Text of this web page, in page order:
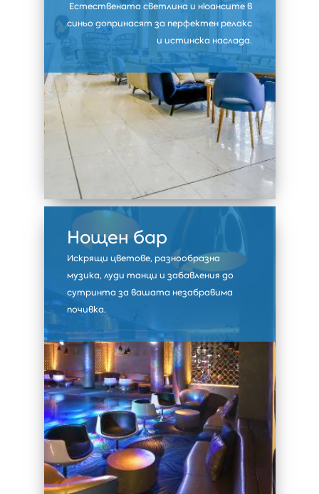
Естествената светлина и нюансите в
синьо допринасят за перфектен релакс
и истинска наслада.
Нощен бар
Искрящи цветове, разнообразна
музика, луди танци и забавления до
сутринта за вашата незабравима
почивка.